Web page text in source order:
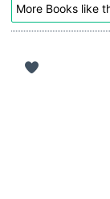
More Books like